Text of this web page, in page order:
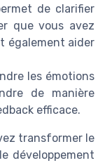
de clarifier
que vous avez
également aider
les émotions
de manière
efficace.
transformer le
développement